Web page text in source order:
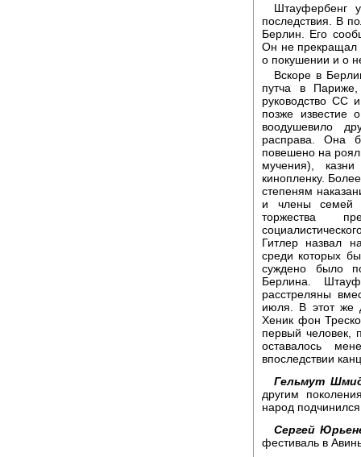
Штауфербенг
последствия. В
Берлин. Его
Он не прекращал
о покушении и о
Вскоре в
путча в
руководство СС
позже известие
воодушевило
расправа. Она
повешено на
мучения),
кинопленку.
степеням
и члены семей
торжества
Гитлер назвал
среди которых
суждено было
Берлина.
расстреляны
июля. В этот же
Хеник фон
первый человек,
оставалось
впоследствии
Гельмут
другим
народ
Сергей
фестиваль в